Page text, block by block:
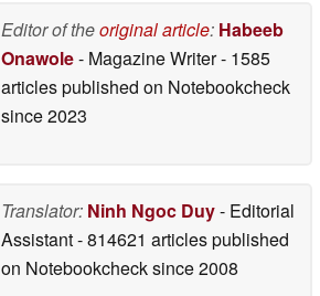
Editor of theoriginal article: Habeeb
Onawole- Magazine Writer- 1585
articles published on Notebookcheck
since 2023
Translator: Ninh Ngoc Duy- Editorial
Assistant- 814621 articles published
on Notebookchecksince 2008